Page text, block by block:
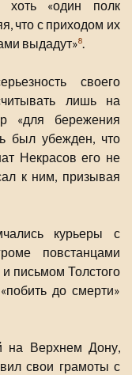
хоть «один полк
что с приходом их
выдадут»8.
своего
лишь на
«для бережения
был убежден, что
Некрасов его не
к ним, призывая
курьеры с
повстанцами
письмом Толстого
до смерти»
на Верхнем Дону,
свои грамоты с